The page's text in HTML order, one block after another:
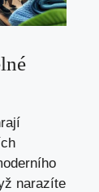
narazíte